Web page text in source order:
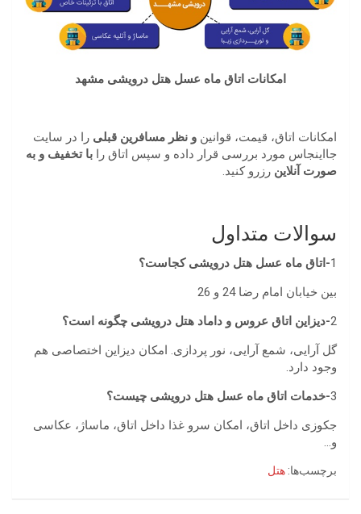
امکانات اتاق ماه عسل هتل درویشی مشهد
امکانات اتاق، قیمت، قوانین و نظر مسافرین قبلی را در سایت
جااینجاس مورد بررسی قرار داده و سپس اتاق را با تخفیف و به
صورت آنلاین رزرو کنید.
سوالات متداول
1-اتاق ماه عسل هتل درویشی کجاست؟
بین خیابان امام رضا 24 و 26
2-دیزاین اتاق عروس و داماد هتل درویشی چگونه است؟
گل آرایی، شمع آرایی، نور پردازی. امکان دیزاین اختصاصی هم
وجود دارد.
3-خدمات اتاق ماه عسل هتل درویشی چیست؟
جکوزی داخل اتاق، امکان سرو غذا داخل اتاق، ماساژ، عکاسی
و…
برچسب‌ها: هتل